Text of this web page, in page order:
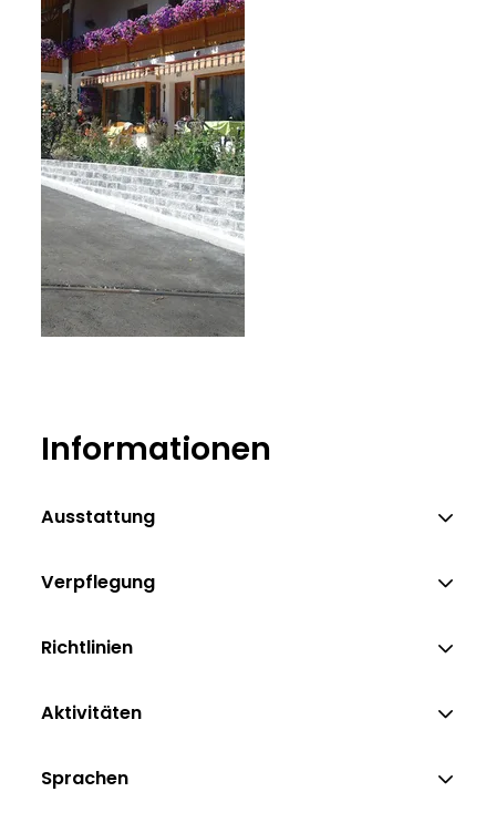
Informationen
Ausstattung
Verpflegung
Richtlinien
Aktivitäten
Sprachen